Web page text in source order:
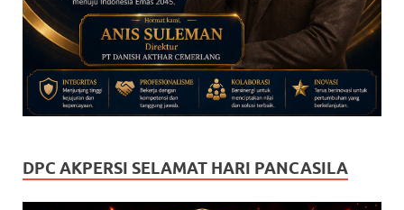
DPC AKPERSI SELAMAT HARI PANCASILA